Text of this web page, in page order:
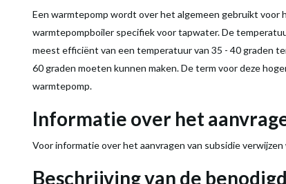
Een warmtepomp wordt over het algemeen gebruikt voor
warmtepompboiler specifiek voortapwater. De
meest efficiënt van een temperatuurvan 35 - 40 graden
60 graden moeten kunnen maken. De term voor deze
warmtepomp.
Informatie over het
Voorinformatieover het aanvragen van subsidieverwijzen
Beschrijvingvan de